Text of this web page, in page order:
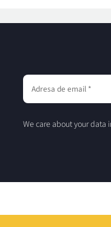
We care about your data